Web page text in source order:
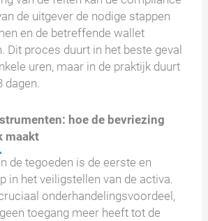
de uitgever de nodige stappen
en de betreffende wallet
Dit proces duurt in het beste geval
uren, maar in de praktijk duurt
dagen.
hoe de bevriezing
maakt
de tegoeden is de eerste en
in het veiligstellen van de activa.
onderhandelingsvoordeel,
toegang meer heeft tot de